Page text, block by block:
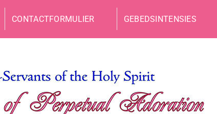
CONTACTFORMULIER GEBEDSINTENSIES